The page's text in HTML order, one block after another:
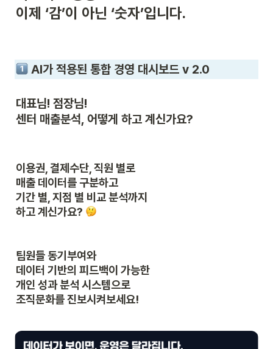
이제 ‘감’이 아닌 ‘숫자’입니다.
AI가 적용된 통합 경영 대시보드 v 2.0
대표님! 점장님!
센터 매출분석, 어떻게 하고 계신가요?
이용권, 결제수단, 직원 별로
매출 데이터를 구분하고
기간 별, 지점 별 비교 분석까지
하고 계신가요?
팀원들 동기부여와
데이터 기반의 피드백이 가능한
개인 성과 분석 시스템으로
조직문화를 진보시켜보세요!